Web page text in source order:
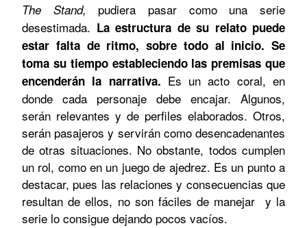
The Stand, pudiera pasar como una serie
desestimada. La estructura de su relato puede
estar falta de ritmo, sobre todo al inicio. Se
toma su tiempo estableciendo las premisas que
encenderán la narrativa. Es un acto coral, en
donde cada personaje debe encajar. Algunos,
serán relevantes y de perfiles elaborados. Otros,
serán pasajeros y servirán como desencadenantes
de otras situaciones. No obstante, todos cumplen
un rol, como en un juego de ajedrez. Es un punto a
destacar, pues las relaciones y consecuencias que
resultan de ellos, no son fáciles de manejar y la
serie lo consigue dejando pocos vacíos.